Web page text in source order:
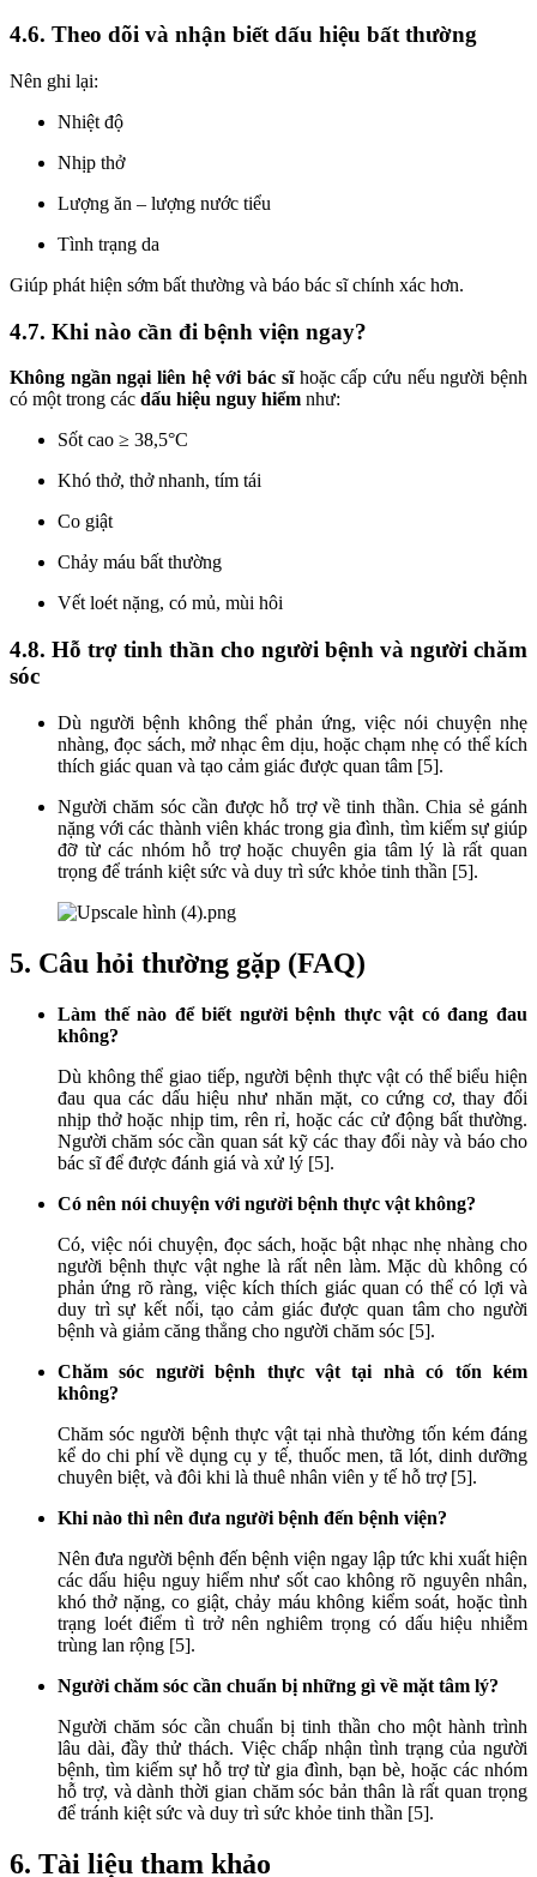
4.6. Theo dõi và nhận biết dấu hiệu bất thường
Nên ghi lại:
Nhiệt độ
Nhịp thở
Lượng ăn – lượng nước tiểu
Tình trạng da
Giúp phát hiện sớm bất thường và báo bác sĩ chính xác hơn.
4.7. Khi nào cần đi bệnh viện ngay?
Không ngần ngại liên hệ với bác sĩhoặc cấp cứu nếu người bệnh
có một trong các dấu hiệu nguy hiểm như:
Sốt cao ≥ 38,5°C
Khó thở, thở nhanh, tím tái
Co giật
Chảy máu bất thường
Vết loét nặng, có mủ, mùi hôi
4.8. Hỗ trợ tinh thần cho người bệnh và người chăm
sóc
Dù người bệnh không thể phản ứng, việc nói chuyện nhẹ
nhàng, đọc sách, mở nhạc êm dịu, hoặc chạm nhẹ có thể kích
thích giác quan và tạo cảm giác được quan tâm [5].
Người chăm sóc cần được hỗ trợ về tinh thần. Chia sẻ gánh
nặng với các thành viên khác trong gia đình, tìm kiếm sự giúp
đỡ từ các nhóm hỗ trợ hoặc chuyên gia tâm lý là rất quan
trọng để tránh kiệt sức và duy trì sức khỏe tinh thần [5].
5. Câu hỏi thường gặp (FAQ)
Làm thế nào để biết người bệnh thực vật có đang đau
không?
Dù không thể giao tiếp, người bệnh thực vật có thể biểu hiện
đau qua các dấu hiệu như nhăn mặt, co cứng cơ, thay đổi
nhịp thở hoặc nhịp tim, rên rỉ, hoặc các cử động bất thường.
Người chăm sóc cần quan sát kỹ các thay đổi này và báo cho
bác sĩ để được đánh giá và xử lý [5].
Có nên nói chuyện với người bệnh thực vật không?
Có, việc nói chuyện, đọc sách, hoặc bật nhạc nhẹ nhàng cho
người bệnh thực vật nghe là rất nên làm. Mặc dù không có
phản ứng rõ ràng, việc kích thích giác quan có thể có lợi và
duy trì sự kết nối, tạo cảm giác được quan tâm cho người
bệnh và giảm căng thẳng cho người chăm sóc [5].
Chăm sóc người bệnh thực vật tại nhà có tốn kém
không?
Chăm sóc người bệnh thực vật tại nhà thường tốn kém đáng
kể do chi phí về dụng cụ y tế, thuốc men, tã lót, dinh dưỡng
chuyên biệt, và đôi khi là thuê nhân viên y tế hỗ trợ [5].
Khi nào thì nên đưa người bệnh đến bệnh viện?
Nên đưa người bệnh đến bệnh viện ngay lập tức khi xuất hiện
các dấu hiệu nguy hiểm như sốt cao không rõ nguyên nhân,
khó thở nặng, co giật, chảy máu không kiểm soát, hoặc tình
trạng loét điểm tì trở nên nghiêm trọng có dấu hiệu nhiễm
trùng lan rộng [5].
Người chăm sóc cần chuẩn bị những gì về mặt tâm lý?
Người chăm sóc cần chuẩn bị tinh thần cho một hành trình
lâu dài, đầy thử thách. Việc chấp nhận tình trạng của người
bệnh, tìm kiếm sự hỗ trợ từ gia đình, bạn bè, hoặc các nhóm
hỗ trợ, và dành thời gian chăm sóc bản thân là rất quan trọng
để tránh kiệt sức và duy trì sức khỏe tinh thần [5].
6. Tài liệu tham khảo